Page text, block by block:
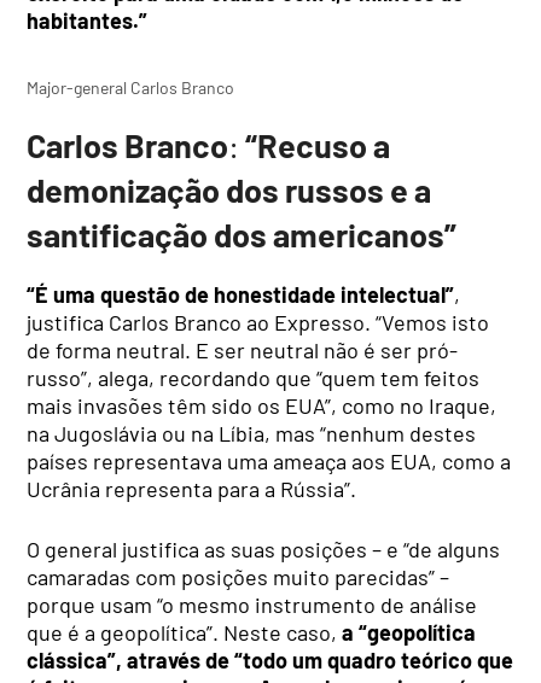
habitantes.”
Major-general Carlos Branco
Carlos Branco:“Recuso a
demonização dos russos e a
santificação dos americanos”
“É uma questão de honestidade intelectual”,
justifica Carlos Branco ao Expresso. “Vemos isto
de forma neutral. E ser neutral não é ser pró-
russo”, alega, recordando que “quem tem feitos
mais invasões têm sido os EUA”, como no Iraque,
na Jugoslávia ou na Líbia, mas “nenhum destes
países representava uma ameaça aos EUA, como a
Ucrânia representa para a Rússia”.
O general justifica as suas posições – e “de alguns
camaradas com posições muito parecidas” –
porque usam “o mesmo instrumento de análise
que é a geopolítica”. Neste caso,a “geopolítica
clássica”, através de “todo um quadro teórico que